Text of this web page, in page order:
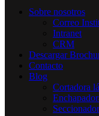
Sobre nosotros
Correo
Intranet
CRM
Descargar
Contacto
Blog
Cortadora